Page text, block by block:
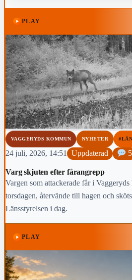
PLAY
VAGGERYDS KOMMUN NYHETER
24 juli, 2026, 14:51 Uppdaterad 5
Varg skjuten efter fårangrepp
Vargen som attackerade får i
torsdagen, återvände till hagen och
Länsstyrelsen i dag.
PLAY